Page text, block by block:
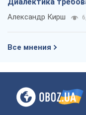
Александр Кирш
Все мнения